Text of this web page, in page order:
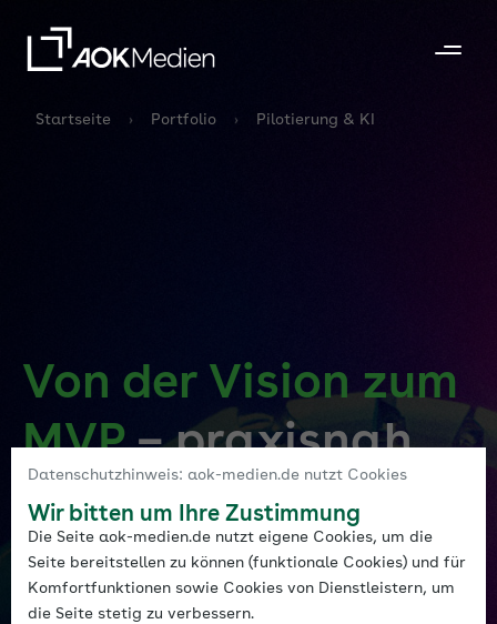
Startseite Portfolio Pilotierung & KI
Von der Vision zum
MVP – praxisnah
und fundiert
Innovation Hub – Raum für Ideen,
Entwicklung und Zusammenarbeit
Entwicklung und Umsetzung von
Datenschutzhinweis: aok-medien.de nutzt Cookies
Wir bitten um Ihre Zustimmung
Die Seite aok-medien.de nutzt eigene Cookies, um die
Seite bereitstellen zu können (funktionale Cookies) und für
Komfortfunktionen sowie Cookies von Dienstleistern, um
die Seite stetig zu verbessern.